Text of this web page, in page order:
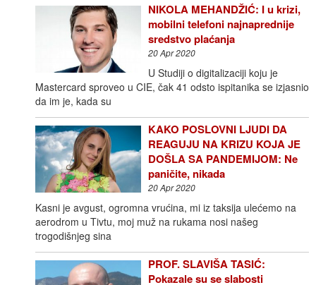
NIKOLA MEHANDŽIĆ: I u krizi,
mobilni telefoni najnaprednije
sredstvo plaćanja
20 Apr 2020
U Studiji o digitalizaciji koju je
Mastercard sproveo u CIE, čak 41 odsto ispitanika se izjasnio
da im je, kada su
KAKO POSLOVNI LJUDI DA
REAGUJU NA KRIZU KOJA JE
DOŠLA SA PANDEMIJOM: Ne
paničite, nikada
20 Apr 2020
Kasni je avgust, ogromna vrućina, mi iz taksija ulećemo na
aerodrom u Tivtu, moj muž na rukama nosi našeg
trogodišnjeg sina
PROF. SLAVIŠA TASIĆ:
Pokazale su se slabosti